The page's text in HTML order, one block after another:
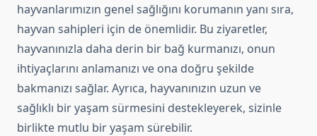
hayvanlarımızın genel sağlığını korumanın yanı sıra,
hayvan sahipleri için de önemlidir. Bu ziyaretler,
hayvanınızla daha derin bir bağ kurmanızı, onun
ihtiyaçlarını anlamanızı ve ona doğru şekilde
bakmanızı sağlar. Ayrıca, hayvanınızın uzun ve
sağlıklı bir yaşam sürmesini destekleyerek, sizinle
birlikte mutlu bir yaşam sürebilir.